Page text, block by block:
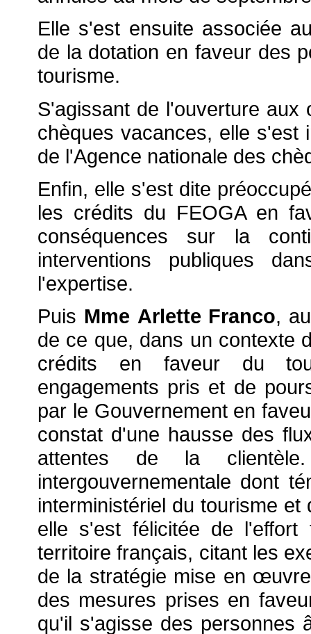
Elle s'est ensuite associée
de la dotation en faveur des
tourisme.
S'agissant de l'ouverture aux
chèques vacances, elle s'est
de l'Agence nationale des
Enfin, elle s'est dite
les crédits du FEOGA en
conséquences sur la
interventions publiques
l'expertise.
Puis Mme Arlette Franco,
de ce que, dans un contexte
crédits en faveur du
engagements pris et de
par le Gouvernement en
constat d'une hausse des
attentes de la
intergouvernementale dont
interministériel du tourisme
elle s'est félicitée de l'effort
territoire français, citant les
de la stratégie mise en
des mesures prises en
qu'il s'agisse des personnes